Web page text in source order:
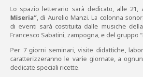
Lo spazio letterario sarà dedicato, alle 21,
Miseria”, di Aurelio Manzi. La colonna
di eventi sarà costituita dalle musiche
Francesco Sabatini, zampogna, e del gruppo
Per 7 giorni seminari, visite didattiche,
caratterizzeranno le varie giornate, a
dedicate speciali ricette.